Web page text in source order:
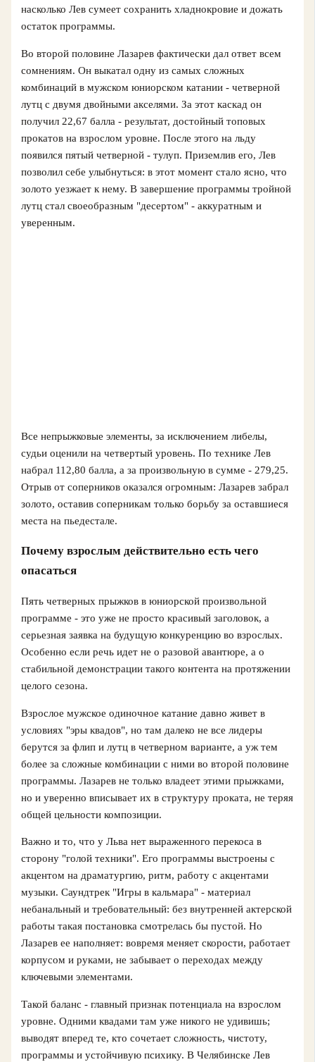
насколько Лев сумеет сохранить хладнокровие и дожать
остаток программы.
Во второй половине Лазарев фактически дал ответ всем
сомнениям. Он выкатал одну из самых сложных
комбинаций в мужском юниорском катании - четверной
лутц с двумя двойными акселями. За этот каскад он
получил 22,67 балла - результат, достойный топовых
прокатов на взрослом уровне. После этого на льду
появился пятый четверной - тулуп. Приземлив его, Лев
позволил себе улыбнуться: в этот момент стало ясно, что
золото уезжает к нему. В завершение программы тройной
лутц стал своеобразным "десертом" - аккуратным и
уверенным.
Все непрыжковые элементы, за исключением либелы,
судьи оценили на четвертый уровень. По технике Лев
набрал 112,80 балла, а за произвольную в сумме - 279,25.
Отрыв от соперников оказался огромным: Лазарев забрал
золото, оставив соперникам только борьбу за оставшиеся
места на пьедестале.
Почему взрослым действительно есть чего
опасаться
Пять четверных прыжков в юниорской произвольной
программе - это уже не просто красивый заголовок, а
серьезная заявка на будущую конкуренцию во взрослых.
Особенно если речь идет не о разовой авантюре, а о
стабильной демонстрации такого контента на протяжении
целого сезона.
Взрослое мужское одиночное катание давно живет в
условиях "эры квадов", но там далеко не все лидеры
берутся за флип и лутц в четверном варианте, а уж тем
более за сложные комбинации с ними во второй половине
программы. Лазарев не только владеет этими прыжками,
но и уверенно вписывает их в структуру проката, не теряя
общей цельности композиции.
Важно и то, что у Льва нет выраженного перекоса в
сторону "голой техники". Его программы выстроены с
акцентом на драматургию, ритм, работу с акцентами
музыки. Саундтрек "Игры в кальмара" - материал
небанальный и требовательный: без внутренней актерской
работы такая постановка смотрелась бы пустой. Но
Лазарев ее наполняет: вовремя меняет скорости, работает
корпусом и руками, не забывает о переходах между
ключевыми элементами.
Такой баланс - главный признак потенциала на взрослом
уровне. Одними квадами там уже никого не удивишь;
выводят вперед те, кто сочетает сложность, чистоту,
программы и устойчивую психику. В Челябинске Лев